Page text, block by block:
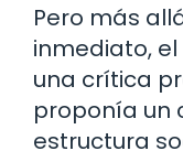
Pero más
inmediato,
una crítica
proponía un
estructura